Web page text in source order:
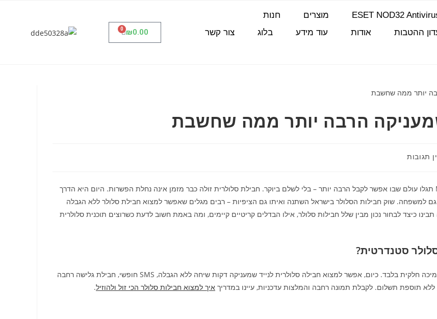
ESET NOD32 מוצרים
חנות
ההטבות אודות עוד מידע בלוג
צור קשר
₪0.00
0
הרבה יותר ממה שחשבת
תגובות
מחפשים חבילה סלולרית שנותנת יותר ומשלמים עליה פחות? ב-MYSIM תגלו עולם שבו אפשר לקבל הרבה יותר – בלי לשלם ביוקר. חבילת סלולרית זולה כבר מזמן אינה נחלת הפשרות. היום היא הדרך
למשפחה. שוק חבילות הסלולר בישראל השתנה ואיתו גם הציפיות – רבים מגלים שאפשר למצוא חבילת סלולר ללא הגבלה
כיצד לבחור נכון מבין שלל חבילות סלולר, אילו הבדלים קריטיים קיימים, ומה באמת חשוב לדעת כשרוצים תוכנית סלולרית
סטנדרטית?
בעבר, חבילה סלולרית זולה התקשרה לפשרות – נפח אינטרנט נמוך או תמיכה חלקית בלבד. כיום, אפשר למצוא חבילה סלולרית לנייד שמעניקה דקות שיחה ללא הגבלה, SMS חופשי, חבילת גלישה רחבה
ללא תוספת תשלום. לקבלת תמונה רחבה והמלצות עדכניות, עיינו במדריך איך למצוא חבילות סלולר הכי זול ולהוזיל.